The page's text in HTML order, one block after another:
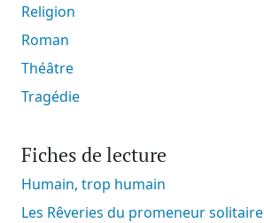
Religion
Roman
Théâtre
Tragédie
Fiches de lecture
Humain, trop humain
Les Rêveries du promeneur solitaire